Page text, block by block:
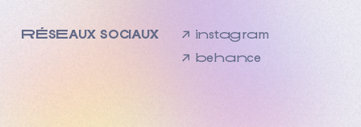
RÉSEAUX SOCIAUX ↗ instagram
↗ behance